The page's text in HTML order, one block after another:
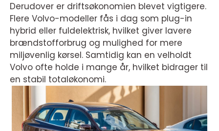
Derudover er driftsøkonomien blevet vigtigere.
Flere Volvo-modeller fås i dag som plug-in
hybrid eller fuldelektrisk, hvilket giver lavere
brændstofforbrug og mulighed for mere
miljøvenlig kørsel. Samtidig kan en velholdt
Volvo ofte holde i mange år, hvilket bidrager til
en stabil totaløkonomi.